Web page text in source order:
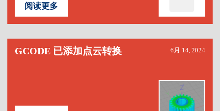
阅读更多
GCODE 已添加点云转换 6月 14, 2024